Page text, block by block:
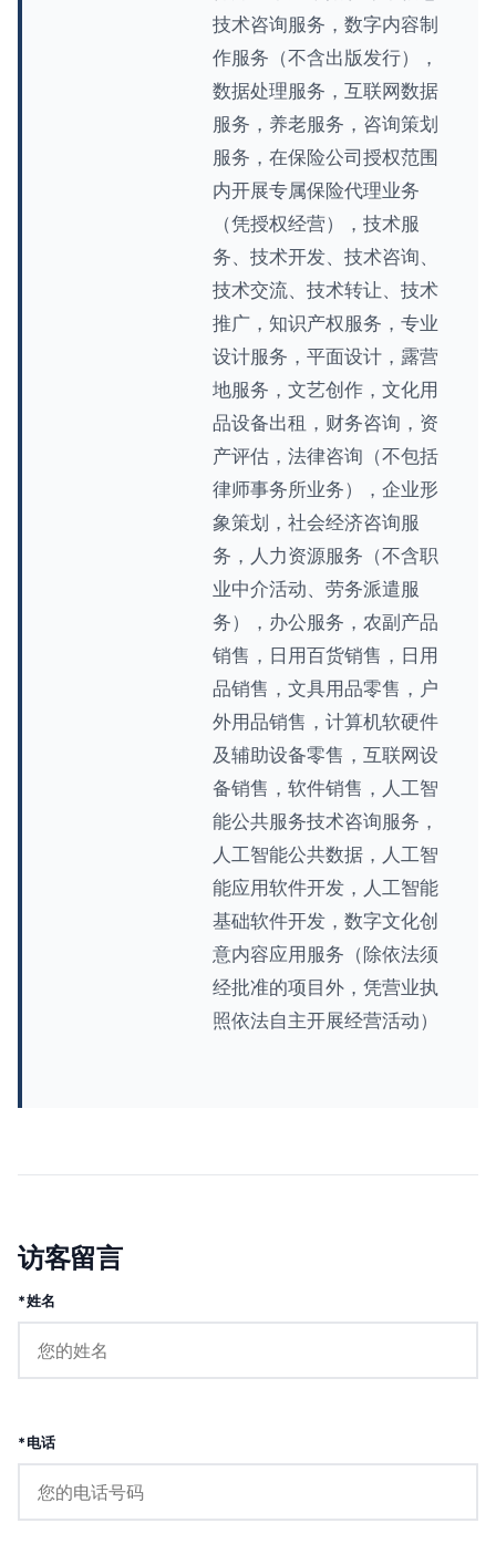
技术咨询服务，数字内容制
作服务（不含出版发行），
数据处理服务，互联网数据
服务，养老服务，咨询策划
服务，在保险公司授权范围
内开展专属保险代理业务
（凭授权经营），技术服
务、技术开发、技术咨询、
技术交流、技术转让、技术
推广，知识产权服务，专业
设计服务，平面设计，露营
地服务，文艺创作，文化用
品设备出租，财务咨询，资
产评估，法律咨询（不包括
律师事务所业务），企业形
象策划，社会经济咨询服
务，人力资源服务（不含职
业中介活动、劳务派遣服
务），办公服务，农副产品
销售，日用百货销售，日用
品销售，文具用品零售，户
外用品销售，计算机软硬件
及辅助设备零售，互联网设
备销售，软件销售，人工智
能公共服务技术咨询服务，
人工智能公共数据，人工智
能应用软件开发，人工智能
基础软件开发，数字文化创
意内容应用服务（除依法须
经批准的项目外，凭营业执
照依法自主开展经营活动）
访客留言
*姓名
*电话